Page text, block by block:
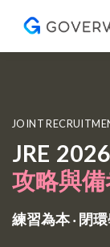
JOINT
JRE 2026
攻略與
練習為本 ‧ 閉